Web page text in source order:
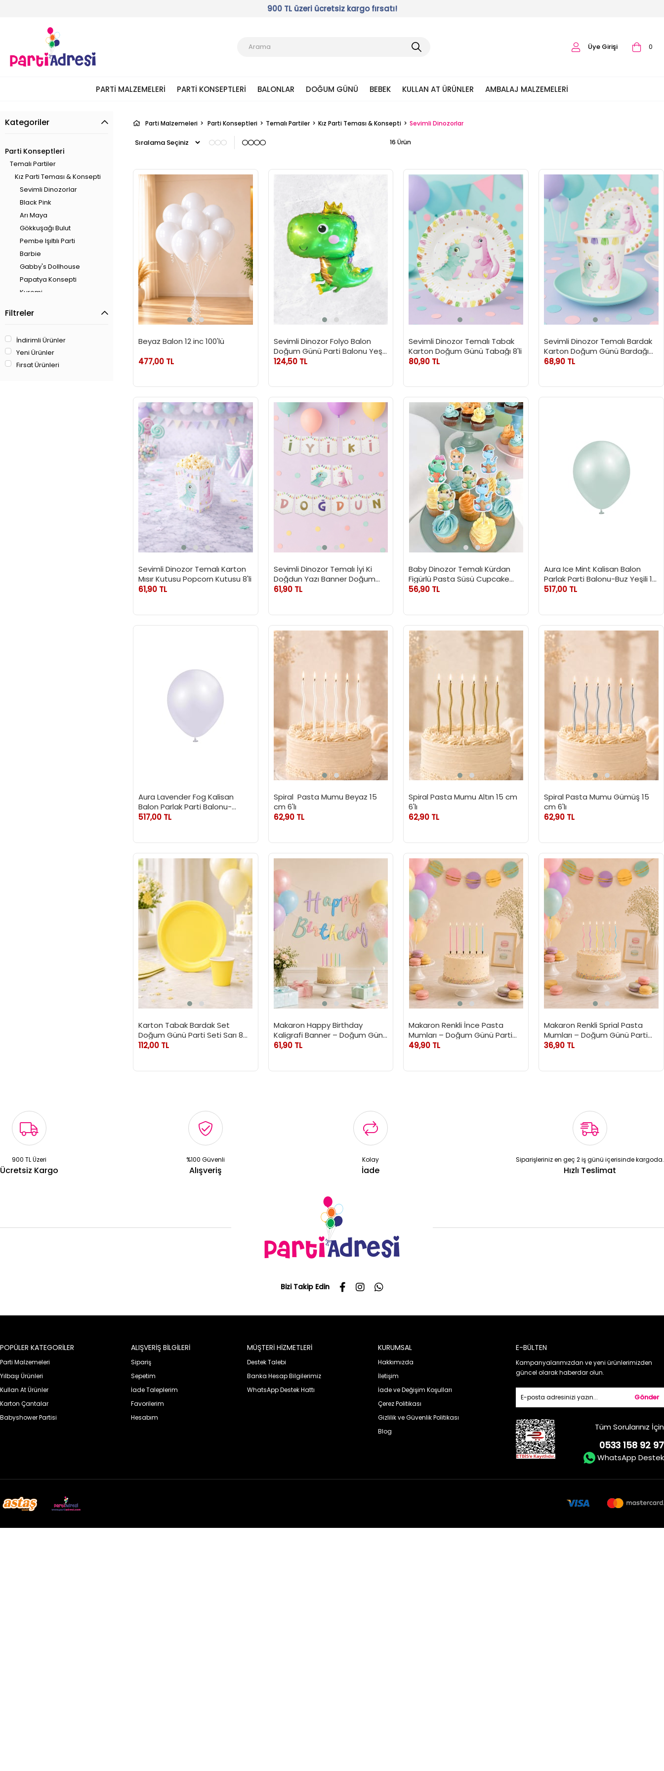
900 TL üzeri ücretsiz kargo fırsatı!
0
Üye Girişi
PARTI MALZEMELERI PARTI KONSEPTLERI BALONLAR DOĞUM GÜNÜ BEBEK KULLAN AT ÜRÜNLER AMBALAJ MALZEMELERI
Kategoriler
Parti Konseptleri
Temalı Partiler
Kız Parti Teması & Konsepti
Sevimli Dinozorlar
Black Pink
Arı Maya
Gökkuşağı Bulut
Pembe Işıltılı Parti
Barbie
Gabby's Dollhouse
Papatya Konsepti
Kuromi
Balerin Temalı Parti
Kelebek Temalı Parti
Meyve Temalı Parti
Sevimli Ayıcık Temalı Parti
Filtreler
İndirimli Ürünler
Yeni Ürünler
Fırsat Ürünleri
Parti Malzemeleri Parti Konseptleri Temalı Partiler Kız Parti Teması & Konsepti Sevimli Dinozorlar
16 Ürün
Beyaz Balon 12 inc 100'lü
477,00 TL
Sevimli Dinozor Folyo Balon
Doğum Günü Parti Balonu Yeşil
79 cm
124,50 TL
Sevimli Dinozor Temalı Tabak
Karton Doğum Günü Tabağı 8'li
80,90 TL
Sevimli Dinozor Temalı Bardak
Karton Doğum Günü Bardağı
8'li
68,90 TL
Sevimli Dinozor Temalı Karton
Mısır Kutusu Popcorn Kutusu 8'li
61,90 TL
Sevimli Dinozor Temalı İyi Ki
Doğdun Yazı Banner Doğum
Günü Parti Süsü
61,90 TL
Baby Dinozor Temalı Kürdan
Figürlü Pasta Süsü Cupcake
Kürdanı 10'lu
56,90 TL
Aura Ice Mint Kalisan Balon
Parlak Parti Balonu-Buz Yeşili 12
inc 50'li
517,00 TL
Aura Lavender Fog Kalisan
Balon Parlak Parti Balonu-
Lavanta Sisi 12 inc 50'li
517,00 TL
Spiral Pasta Mumu Beyaz 15
cm 6'lı
62,90 TL
Spiral Pasta Mumu Altın 15 cm
6'lı
62,90 TL
Spiral Pasta Mumu Gümüş 15
cm 6'lı
62,90 TL
Karton Tabak Bardak Set
Doğum Günü Parti Seti Sarı 8
Adet
112,00 TL
Makaron Happy Birthday
Kaligrafi Banner – Doğum Günü
Parti Dekorasyonu
61,90 TL
Makaron Renkli İnce Pasta
Mumları – Doğum Günü Parti
Mumu 15 cm 6'lı
49,90 TL
Makaron Renkli Sprial Pasta
Mumları – Doğum Günü Parti
Mumu 12 cm 6'lı
36,90 TL
Yeni
Ürün
900 TL Üzeri
Ücretsiz Kargo
%100 Güvenli
Alışveriş
Kolay
İade
Siparişleriniz en geç 2 iş günü içerisinde kargoda.
Hızlı Teslimat
Bizi Takip Edin
POPÜLER KATEGORİLER
Parti Malzemeleri
Yılbaşı Ürünleri
Kullan At Ürünler
Karton Çantalar
Babyshower Partisi
ALIŞVERİŞ BİLGİLERİ
Sipariş
Sepetim
İade Taleplerim
Favorilerim
Hesabım
MÜŞTERİ HİZMETLERİ
Destek Talebi
Banka Hesap Bilgilerimiz
WhatsApp Destek Hattı
KURUMSAL
Hakkımızda
İletişim
İade ve Değişim Koşulları
Çerez Politikası
Gizlilik ve Güvenlik Politikası
Blog
E-BÜLTEN
Kampanyalarımızdan ve yeni ürünlerimizden
güncel olarak haberdar olun.
Gönder
Tüm Sorularınız İçin
0533 158 92 97
WhatsApp Destek